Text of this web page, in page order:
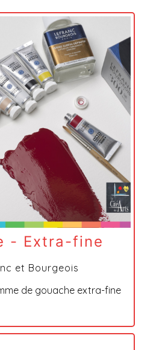
- Extra-fine
et Bourgeois
de gouache extra-fine